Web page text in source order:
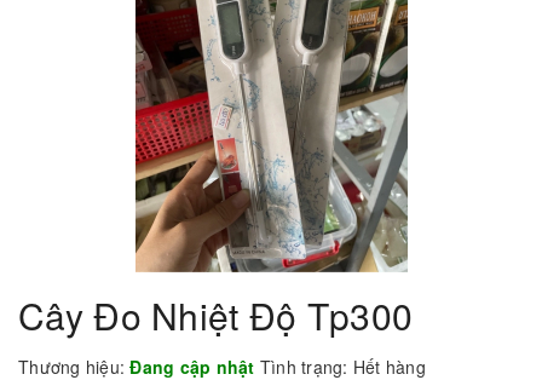
Cây Đo Nhiệt Độ Tp300
Thương hiệu: Đang cập nhật Tình trạng: Hết hàng